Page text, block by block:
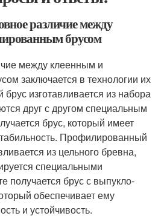
различие между
брусом
между клеенным и
заключается в технологии их
изготавливается из набора
друг с другом специальным
брус, который имеет
Профилированный
из цельного бревна,
специальными
получается брус с выпукло-
обеспечивает ему
и устойчивость.